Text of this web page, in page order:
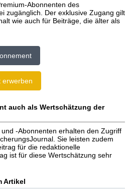
Abonnenten des
zugänglich. Der exklusive Zugang gilt
wie auch für Beiträge, die älter als
erwerben
auch als Wertschätzung der
-Abonnenten erhalten den Zugriff
Sie leisten zudem
für die redaktionelle
ist für diese Wertschätzung sehr
Artikel